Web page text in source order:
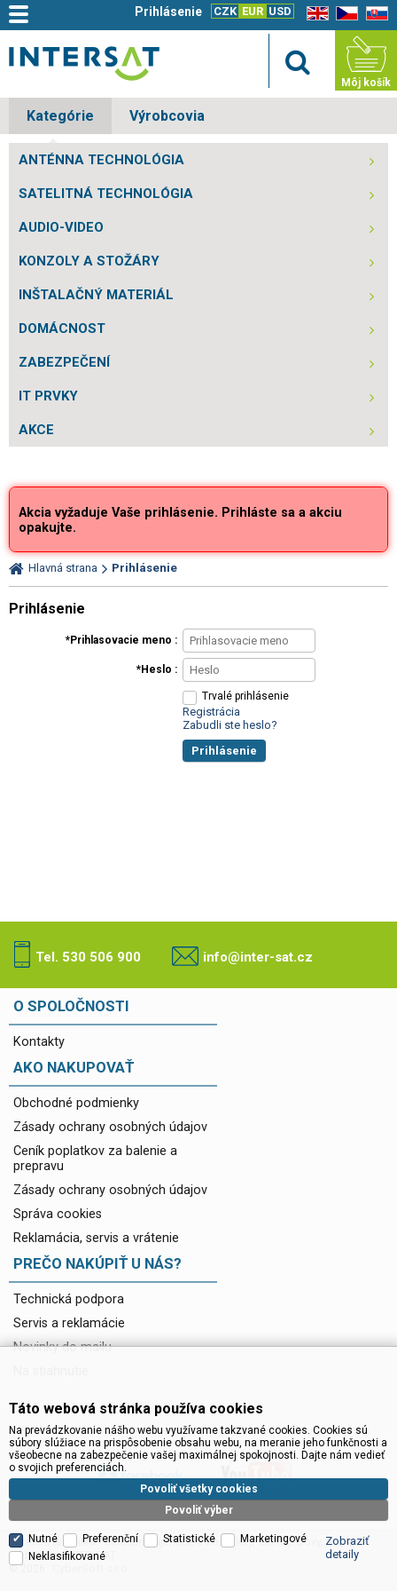
EN CZ SK
CZK EUR USD
Prihlásenie
Môj košík
Kategórie Výrobcovia
ANTÉNNA TECHNOLÓGIA
SATELITNÁ TECHNOLÓGIA
AUDIO-VIDEO
KONZOLY A STOŽÁRY
INŠTALAČNÝ MATERIÁL
DOMÁCNOST
ZABEZPEČENÍ
IT PRVKY
AKCE
Akcia vyžaduje Vaše prihlásenie. Prihláste sa a akciu
opakujte.
Hlavná strana Prihlásenie
Prihlásenie
Prihlasovacie meno
Heslo
Trvalé prihlásenie
Registrácia
Zabudli ste heslo?
Prihlásenie
Tel. 530 506 900 info@inter-sat.cz
O SPOLOČNOSTI
Kontakty
AKO NAKUPOVAŤ
Obchodné podmienky
Zásady ochrany osobných údajov
Ceník poplatkov za balenie a
prepravu
Zásady ochrany osobných údajov
Správa cookies
Reklamácia, servis a vrátenie
PREČO NAKÚPIŤ U NÁS?
Technická podpora
Servis a reklamácie
Novinky do mailu
Satelitní technika - satelitní přijímače a komplety, set top boxy, dvb-t
technika :: INTER SAT
© 2026
Táto webová stránka používa cookies
Na prevádzkovanie nášho webu využívame takzvané cookies. Cookies sú
súbory slúžiace na prispôsobenie obsahu webu, na meranie jeho funkčnosti a
všeobecne na zabezpečenie vašej maximálnej spokojnosti. Dajte nám vedieť
o svojich preferenciách.
Povoliť výber
Povoliť všetky cookies
Nutné Preferenční Statistické
Marketingové
Neklasifikované
Zobraziť
detaily